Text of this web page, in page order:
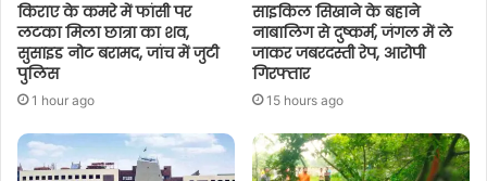
किराए के कमरे में फांसी पर
लटका मिला छात्रा का शव,
सुसाइड नोट बरामद, जांच में जुटी
पुलिस
1 hour ago
साइकिल सिखाने के बहाने
नाबालिग से दुष्कर्म, जंगल में ले
जाकर जबरदस्ती रेप, आरोपी
गिरफ्तार
15 hours ago